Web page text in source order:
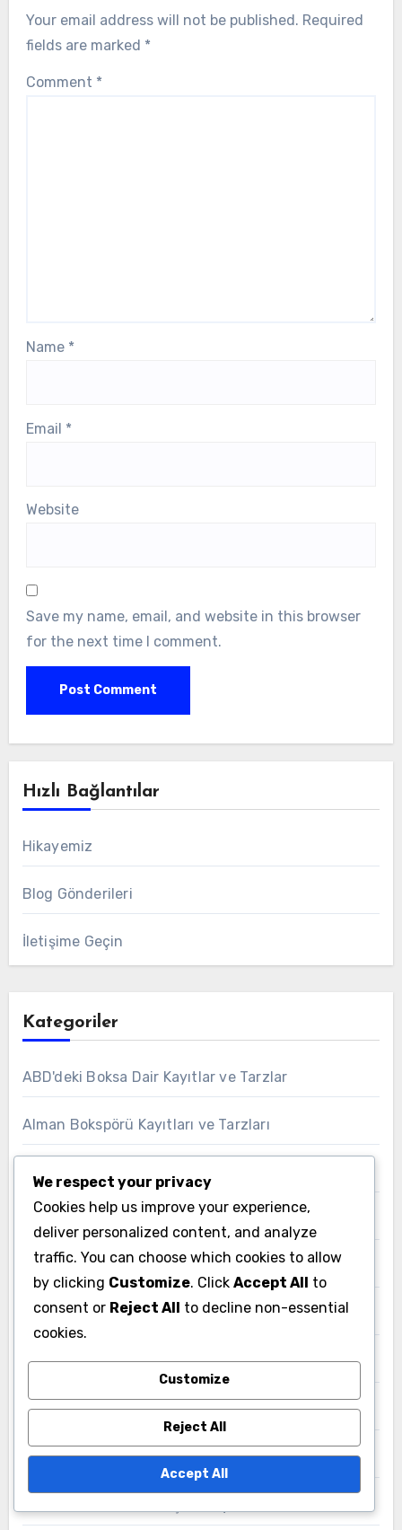
Your email address will not be published. Required
fields are marked *
Comment *
Name *
Email *
Website
Save my name, email, and website in this browser
for the next time I comment.
Hızlı Bağlantılar
Hikayemiz
Blog Gönderileri
İletişime Geçin
Kategoriler
ABD'deki Boksa Dair Kayıtlar ve Tarzlar
Alman Bokspörü Kayıtları ve Tarzları
Bulgaristan Boksa Kayıtları ve Tarzları
Çek Boks Dövüşçü Kayıtları
Çin'deki Bokslama Kayıtları ve Tarzları
Endonezyalı Bokçuların Profilleri
Fransız Bokçusu Dövüş Kayıtları
Güney Kore Boksa Kayıtları ve Tarzları
Hindistan Boksa Kayıtları ve Tarzları
We respect your privacy
Cookies help us improve your experience,
deliver personalized content, and analyze
traffic. You can choose which cookies to allow
by clicking Customize. Click Accept All to
consent or Reject All to decline non-essential
cookies.
Customize
Reject All
Accept All